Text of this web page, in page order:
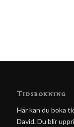
Tidsbokning
Här kan du boka
David. Du blir